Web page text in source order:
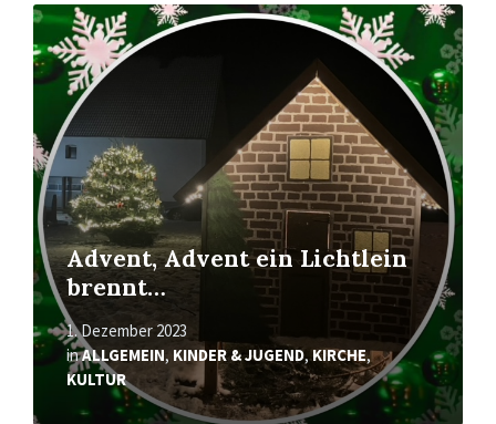
Advent, Advent ein Lichtlein
brennt…
1. Dezember 2023
inALLGEMEIN, KINDER & JUGEND,KIRCHE,
KULTUR
Mehr
erfahren